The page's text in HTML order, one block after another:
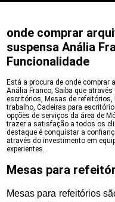
onde comprar
suspensa Anália
Funcionalidade
Está a procura de onde
Anália Franco, Saiba que
escritórios, Mesas de refeitórios,
trabalho, Cadeiras para
opções de serviços da área de
trazer a satisfação a todos os
destaque é conquistar a
através do investimento em
experientes.
Mesas para
Mesas para refeitórios